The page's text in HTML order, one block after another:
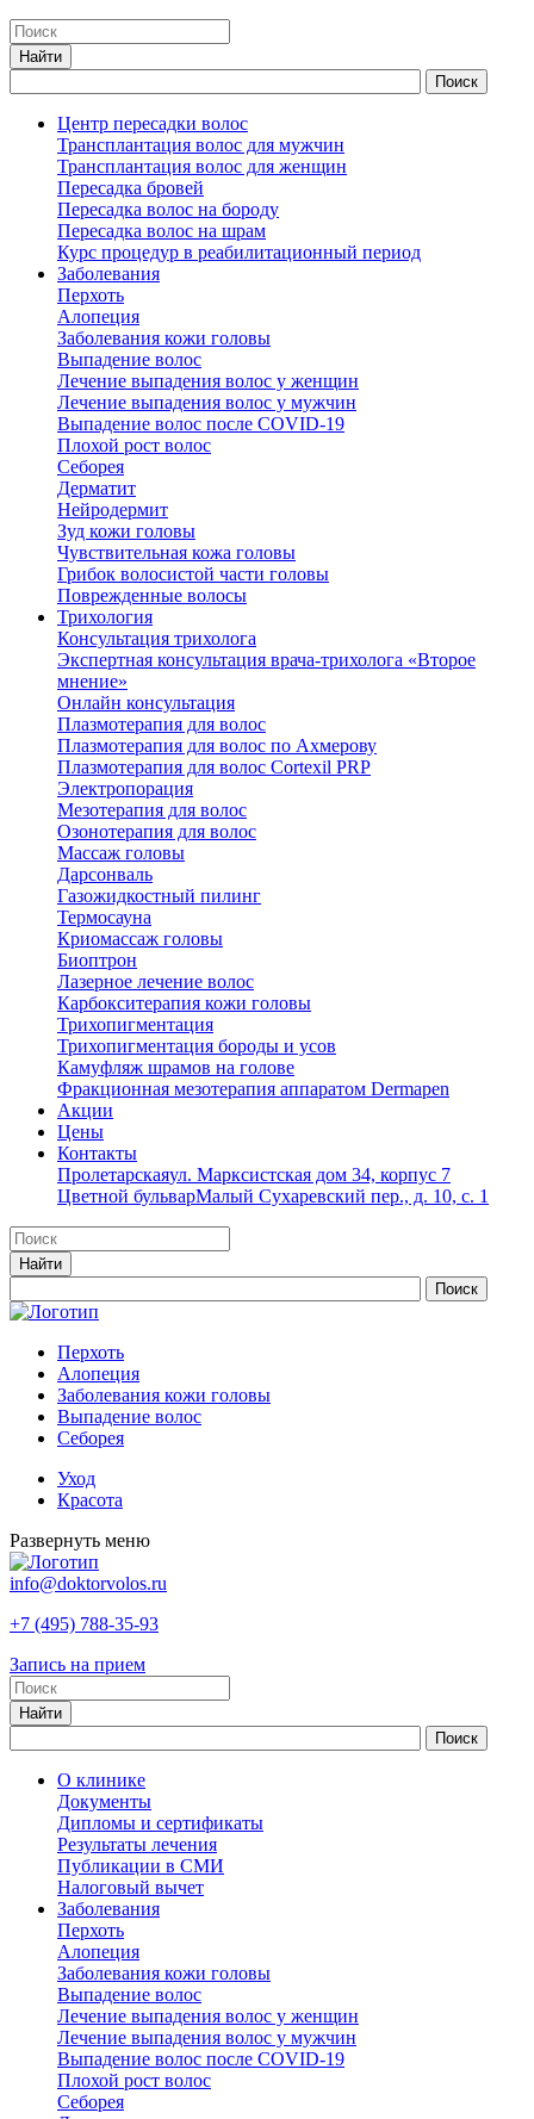
Центр пересадки волос
Трансплантация волос для мужчин
Трансплантация волос для женщин
Пересадка бровей
Пересадка волос на бороду
Пересадка волос на шрам
Курс процедур в реабилитационный период
Заболевания
Перхоть
Алопеция
Заболевания кожи головы
Выпадение волос
Лечение выпадения волос у женщин
Лечение выпадения волос у мужчин
Выпадение волос после COVID-19
Плохой рост волос
Cеборея
Дерматит
Нейродермит
Зуд кожи головы
Чувствительная кожа головы
Грибок волосистой части головы
Поврежденные волосы
Трихология
Консультация трихолога
Экспертная консультация врача-трихолога «Второе
мнение»
Онлайн консультация
Плазмотерапия для волос
Плазмотерапия для волос по Ахмерову
Плазмотерапия для волос Cortexil PRP
Электропорация
Мезотерапия для волос
Озонотерапия для волос
Массаж головы
Дарсонваль
Газожидкостный пилинг
Термосауна
Криомассаж головы
Биоптрон
Лазерное лечение волос
Карбокситерапия кожи головы
Трихопигментация
Трихопигментация бороды и усов
Камуфляж шрамов на голове
Фракционная мезотерапия аппаратом Dermapen
Акции
Цены
Контакты
Пролетарскаяул. Марксистская дом 34, корпус 7
Цветной бульварМалый Сухаревский пер., д. 10, с. 1
Перхоть
Алопеция
Заболевания кожи головы
Выпадение волос
Cеборея
Уход
Красота
Развернуть меню
info@doktorvolos.ru
+7 (495) 788-35-93
Запись на прием
О клинике
Документы
Дипломы и сертификаты
Результаты лечения
Публикации в СМИ
Налоговый вычет
Заболевания
Перхоть
Алопеция
Заболевания кожи головы
Выпадение волос
Лечение выпадения волос у женщин
Лечение выпадения волос у мужчин
Выпадение волос после COVID-19
Плохой рост волос
Cеборея